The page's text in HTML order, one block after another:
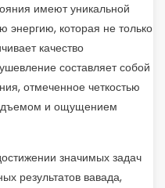
имеют уникальной
энергию, которая не только
качество
составляет собой
отмеченное четкостью
и ощущением
значимых задач
результатов вавада,